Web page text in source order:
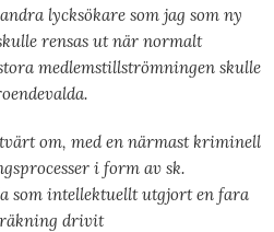
lycksökare som jag som ny
rensas ut när normalt
medlemstillströmningen skulle
om, med en närmast kriminell
i form av sk.
som intellektuellt utgjort en fara
drivit